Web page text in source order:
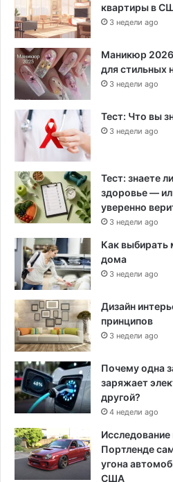
квартиры в
3 недели ago
Маникюр
для стильных
3 недели ago
Тест: Что вы
3 недели ago
Тест: знаете
здоровье —
уверенно
3 недели ago
Как выбирать
дома
3 недели ago
Дизайн
принципов
3 недели ago
Почему одна
заряжает
другой?
4 недели ago
Исследование
Портленде
угона
США